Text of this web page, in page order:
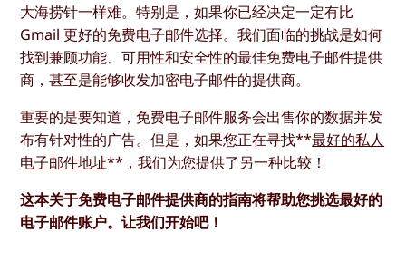
大海捞针一样难。特别是，如果你已经决定一定有比
Gmail 更好的免费电子邮件选择。我们面临的挑战是如何
找到兼顾功能、可用性和安全性的最佳免费电子邮件提供
商，甚至是能够收发加密电子邮件的提供商。
重要的是要知道，免费电子邮件服务会出售你的数据并发
布有针对性的广告。但是，如果您正在寻找**最好的私人
电子邮件地址**，我们为您提供了另一种比较！
这本关于免费电子邮件提供商的指南将帮助您挑选最好的
电子邮件账户。让我们开始吧！